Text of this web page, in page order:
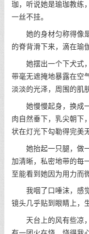
珈，听说她是瑜珈教练
一丝不挂。
她的身材匀称得像是
的脊背滑下来，滴在瑜
她摆出一个下犬式，
带毫无遮掩地暴露在空
淡淡的光泽，周围的肌
她慢慢起身，换成一
肉自然垂下，乳尖朝下
状在灯光下勾勒得完美
她抬起一只腿，做一
加清晰，私密地带的每
至能看到她因为用力而
我咽了口唾沫，感觉
镜头几乎贴到眼睛上，
天台上的风有些凉，